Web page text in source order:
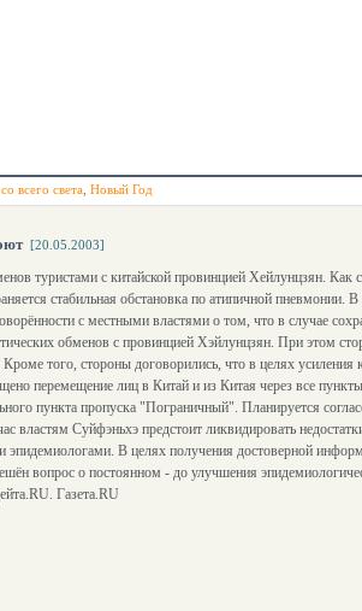
всего света Новый Год
[20.05.2003]
туристами с китайской провинцией Хейлунцзян.
стабильная обстановка по атипичной пневмонии.
с местными властями о том, что в случае
обменов с провинцией Хэйлунцзян. При этом
того, стороны договорились, что в целях
перемещение лиц в Китай и из Китая через все
пункта пропуска "Пограничный". Планируется
Суйфэньхэ предстоит ликвидировать
В целях получения достоверной
вопрос о постоянном - до улучшения
Газета.RU